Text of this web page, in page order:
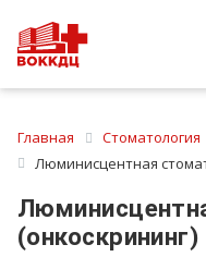
Главная Стоматология
Люминисцентная
(онкоскрининг)